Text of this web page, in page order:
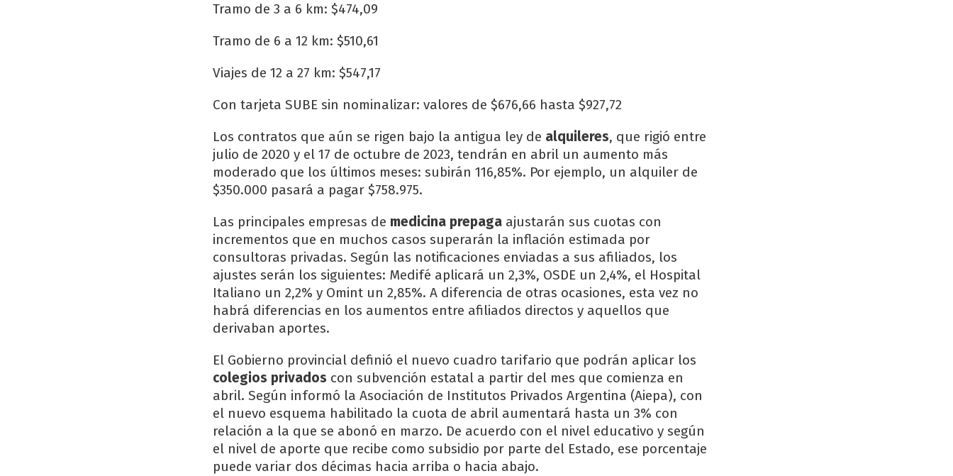
Tramo de 3 a 6 km: $474,09
Tramo de 6 a 12 km: $510,61
Viajes de 12 a 27 km: $547,17
Con tarjeta SUBE sin nominalizar: valores de $676,66 hasta $927,72
Los contratos que aún se rigen bajo la antigua ley de alquileres, que rigió entre
julio de 2020 y el 17 de octubre de 2023, tendrán en abril un aumento más
moderado que los últimos meses: subirán 116,85%. Por ejemplo, un alquiler de
$350.000 pasará a pagar $758.975.
Las principales empresas de medicina prepaga ajustarán sus cuotas con
incrementos que en muchos casos superarán la inflación estimada por
consultoras privadas. Según las notificaciones enviadas a sus afiliados, los
ajustes serán los siguientes: Medifé aplicará un 2,3%, OSDE un 2,4%, el Hospital
Italiano un 2,2% y Omint un 2,85%. A diferencia de otras ocasiones, esta vez no
habrá diferencias en los aumentos entre afiliados directos y aquellos que
derivaban aportes.
El Gobierno provincial definió el nuevo cuadro tarifario que podrán aplicar los
colegios privados con subvención estatal a partir del mes que comienza en
abril. Según informó la Asociación de Institutos Privados Argentina (Aiepa), con
el nuevo esquema habilitado la cuota de abril aumentará hasta un 3% con
relación a la que se abonó en marzo. De acuerdo con el nivel educativo y según
el nivel de aporte que recibe como subsidio por parte del Estado, ese porcentaje
puede variar dos décimas hacia arriba o hacia abajo.